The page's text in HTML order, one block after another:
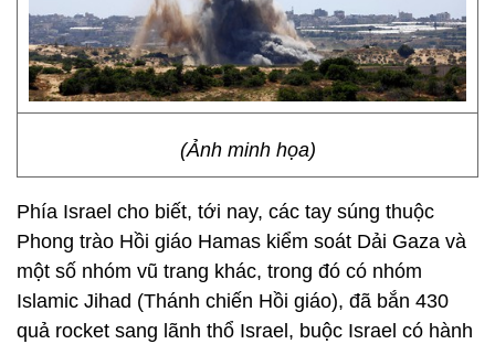
(Ảnh minh họa)
Phía Israel cho biết, tới nay, các tay súng thuộc
Phong trào Hồi giáo Hamas kiểm soát Dải Gaza và
một số nhóm vũ trang khác, trong đó có nhóm
Islamic Jihad (Thánh chiến Hồi giáo), đã bắn 430
quả rocket sang lãnh thổ Israel, buộc Israel có hành